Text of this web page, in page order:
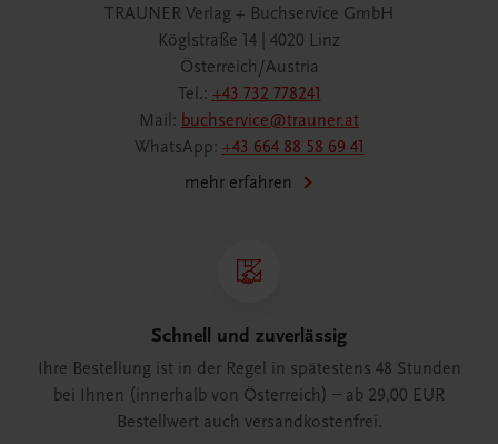
TRAUNER Verlag + Buchservice GmbH
Köglstraße 14 | 4020 Linz
Österreich/Austria
Tel.: +43 732 778241
Mail: buchservice@trauner.at
WhatsApp: +43 664 88 58 69 41
mehr erfahren
Schnell und zuverlässig
Ihre Bestellung ist in der Regel in spätestens 48 Stunden
bei Ihnen (innerhalb von Österreich) – ab 29,00 EUR
Bestellwert auch versandkostenfrei.